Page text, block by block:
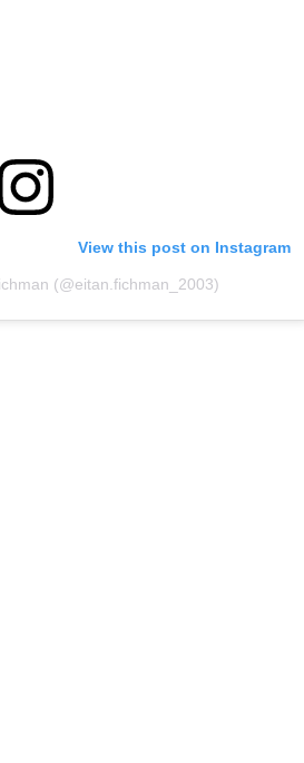
View this post on Instagram
(@eitan.fichman_2003)